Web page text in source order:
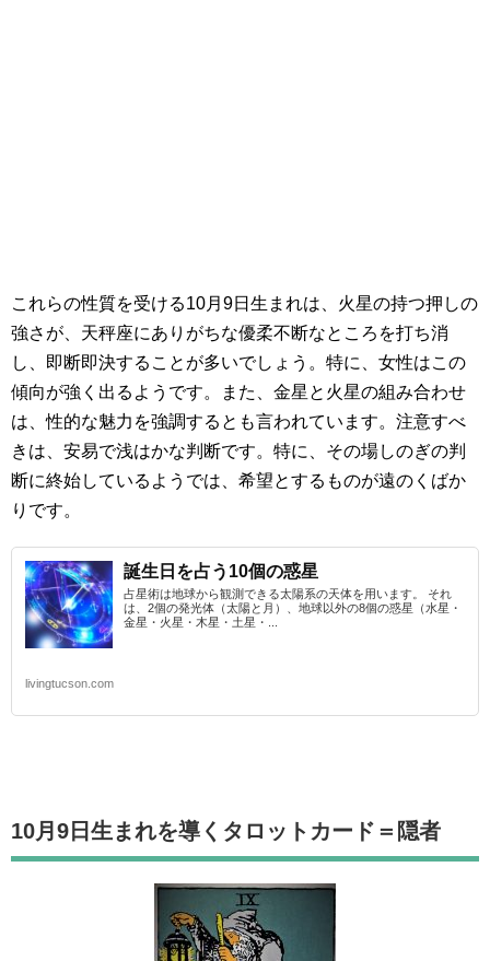
これらの性質を受ける10月9日生まれは、火星の持つ押しの
強さが、天秤座にありがちな優柔不断なところを打ち消
し、即断即決することが多いでしょう。特に、女性はこの
傾向が強く出るようです。また、金星と火星の組み合わせ
は、性的な魅力を強調するとも言われています。注意すべ
きは、安易で浅はかな判断です。特に、その場しのぎの判
断に終始しているようでは、希望とするものが遠のくばか
りです。
誕生日を占う10個の惑星
占星術は地球から観測できる太陽系の天体を用います。 それ
は、2個の発光体（太陽と月）、地球以外の8個の惑星（水星・
金星・火星・木星・土星・...
livingtucson.com
10月9日生まれを導くタロットカード ＝隠者